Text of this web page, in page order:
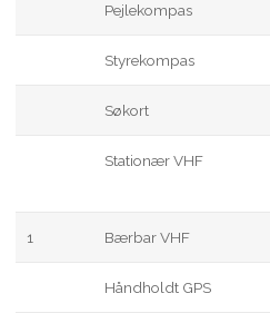
Pejlekompas
Styrekompas
Søkort
Stationær VHF
1 Bærbar VHF
Håndholdt GPS